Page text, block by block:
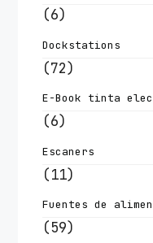
(6)
Dockstations
(72)
E-Book tinta
(6)
Escaners
(11)
Fuentes de
(59)